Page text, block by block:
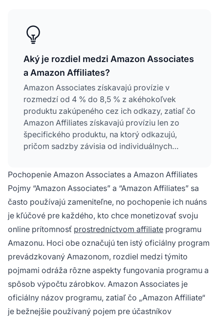
Aký je rozdiel medzi Amazon Associates
a Amazon Affiliates?
Amazon Associates získavajú provízie v
rozmedzí od 4 % do 8,5 % z akéhokoľvek
produktu zakúpeného cez ich odkazy, zatiaľ čo
Amazon Affiliates získavajú províziu len zo
špecifického produktu, na ktorý odkazujú,
pričom sadzby závisia od individuálnych
oficiálny partnerský program Amazonu, no
zdôrazňujú rôzne aspekty spolupráce.
Pochopenie Amazon Associates a Amazon Affiliates
Pojmy “Amazon Associates” a “Amazon Affiliates” sa
často používajú zameniteľne, no pochopenie ich nuáns
je kľúčové pre každého, kto chce monetizovať svoju
online prítomnosť prostredníctvom affiliate programu
Amazonu. Hoci obe označujú ten istý oficiálny program
prevádzkovaný Amazonom, rozdiel medzi týmito
pojmami odráža rôzne aspekty fungovania programu a
spôsob výpočtu zárobkov. Amazon Associates je
oficiálny názov programu, zatiaľ čo „Amazon Affiliate“
je bežnejšie používaný pojem pre účastníkov